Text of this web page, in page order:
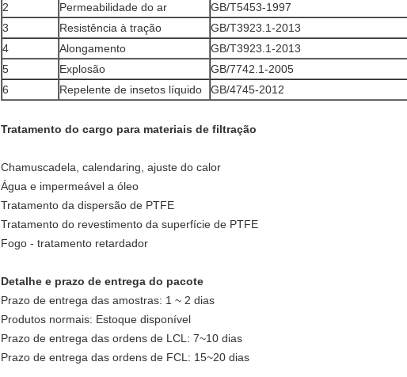
2
Permeabilidade do ar
GB/T5453-1997
3
Resistência à tração
GB/T3923.1-2013
4
Alongamento
GB/T3923.1-2013
5
Explosão
GB/7742.1-2005
6
Repelente de insetos líquido GB/4745-2012
Tratamento do cargo para materiais de filtração
Chamuscadela, calendaring, ajuste do calor
Água e impermeável a óleo
Tratamento da dispersão de PTFE
Tratamento do revestimento da superfície de PTFE
Fogo - tratamento retardador
Detalhe e prazo de entrega do pacote
Prazo de entrega das amostras: 1 ~ 2 dias
Produtos normais: Estoque disponível
Prazo de entrega das ordens de LCL: 7~10 dias
Prazo de entrega das ordens de FCL: 15~20 dias